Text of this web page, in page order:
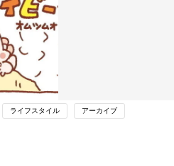
ライフスタイル アーカイブ